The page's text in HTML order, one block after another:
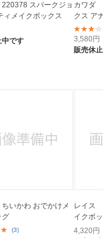
スパークジョ
ィメイクボックス
中です
カワダ
クス ア
3,580円
販売休
いかわ おでかけメ
グ
(3)
レイス
イクボ
4,320円